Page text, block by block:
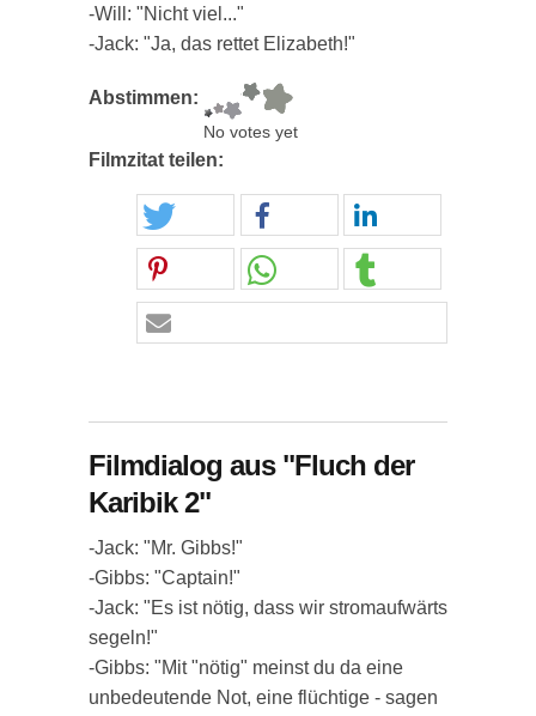
-Will: "Nicht viel..."
-Jack: "Ja, das rettet Elizabeth!"
Abstimmen:
No votes yet
Filmzitat teilen:
Filmdialog aus "Fluch der
Karibik 2"
-Jack: "Mr. Gibbs!"
-Gibbs: "Captain!"
-Jack: "Es ist nötig, dass wir stromaufwärts
segeln!"
-Gibbs: "Mit "nötig" meinst du da eine
unbedeutende Not, eine flüchtige - sagen